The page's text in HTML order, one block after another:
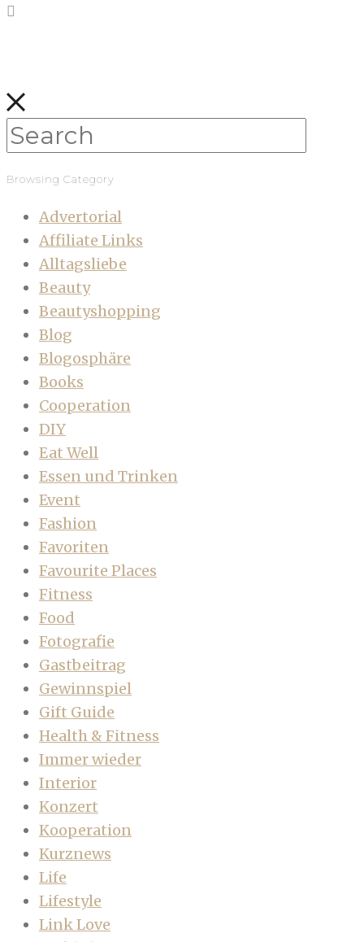
Browsing Category
Advertorial
Affiliate Links
Alltagsliebe
Beauty
Beautyshopping
Blog
Blogosphäre
Books
Cooperation
DIY
Eat Well
Essen und Trinken
Event
Fashion
Favoriten
Favourite Places
Fitness
Food
Fotografie
Gastbeitrag
Gewinnspiel
Gift Guide
Health & Fitness
Immer wieder
Interior
Konzert
Kooperation
Kurznews
Life
Lifestyle
Link Love